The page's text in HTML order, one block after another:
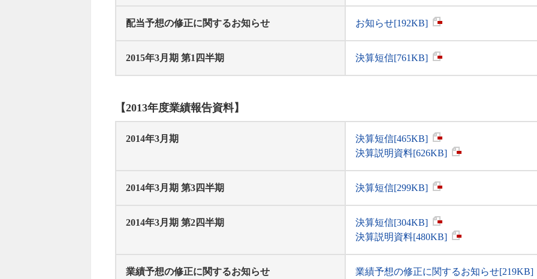
配当予想の修正に関するお知らせ お知らせ[192KB]
2015年3月期 第1四半期 決算短信[761KB]
【2013年度業績報告資料】
2014年3月期
決算短信[465KB]
決算説明資料[626KB]
2014年3月期 第3四半期 決算短信[299KB]
2014年3月期 第2四半期
決算短信[304KB]
決算説明資料[480KB]
業績予想の修正に関するお知らせ 業績予想の修正に関するお知らせ[219KB]